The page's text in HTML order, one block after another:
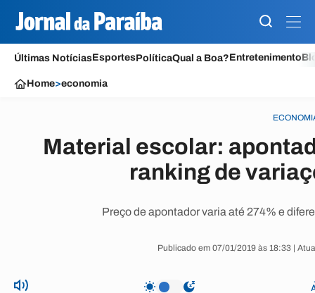
Últimas NotíciasEsportesPolíticaQual a Boa?Entretenimento
Home>economia
Material escolar:
ranking de
Preço de apontador varia até 274% e
Publicado em 07/01/2019 às 18:33 |